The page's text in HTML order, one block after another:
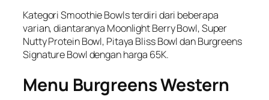
Kategori Smoothie Bowls terdiri dari beberapa
varian, diantaranya Moonlight Berry Bowl, Super
Nutty Protein Bowl, Pitaya Bliss Bowl dan Burgreens
Signature Bowl dengan harga 65K.
Menu Burgreens Western